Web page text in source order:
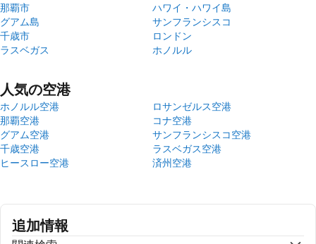
那覇市
ハワイ・ハワイ島
グアム島
サンフランシスコ
千歳市
ロンドン
ラスベガス
ホノルル
人気の空港
ホノルル空港
ロサンゼルス空港
那覇空港
コナ空港
グアム空港
サンフランシスコ空港
千歳空港
ラスベガス空港
ヒースロー空港
済州空港
追加情報